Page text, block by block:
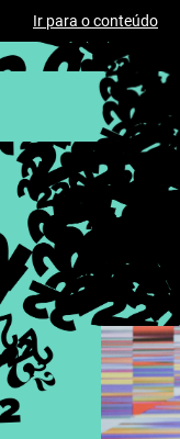
Ir para o conteúdo